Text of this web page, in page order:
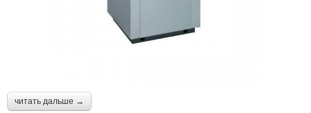
читать дальше →